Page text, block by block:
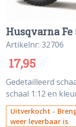
Husqvarna Fe
Artikelnr: 32706
17,95
Gedetailleerd
schaal 1:12 en
Uitverkocht -
weer leverbaar is